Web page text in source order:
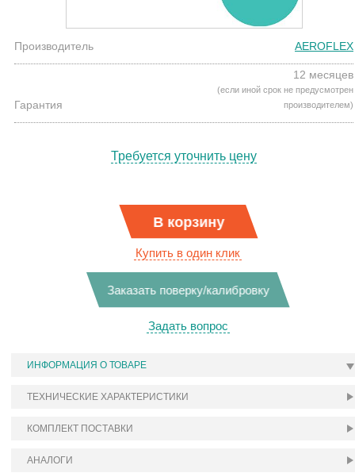
Производитель AEROFLEX
Гарантия
12 месяцев
(если иной срок не предусмотрен
производителем)
Требуется уточнить цену
В корзину
Купить в один клик
Заказать поверку/калибровку
Задать вопрос
ИНФОРМАЦИЯ О ТОВАРЕ
ТЕХНИЧЕСКИЕ ХАРАКТЕРИСТИКИ
КОМПЛЕКТ ПОСТАВКИ
АНАЛОГИ